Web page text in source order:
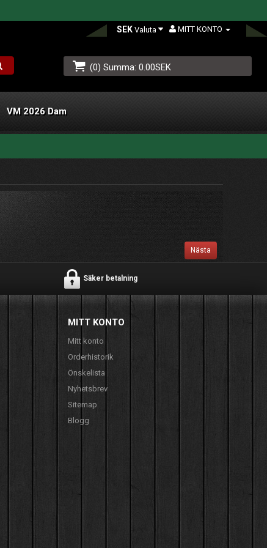
MITT KONTO
SEK Valuta
(0) Summa: 0.00SEK
VM 2026 Dam
Nästa
Säker betalning
MITT KONTO
Mitt konto
Orderhistorik
Önskelista
Nyhetsbrev
Sitemap
Blogg